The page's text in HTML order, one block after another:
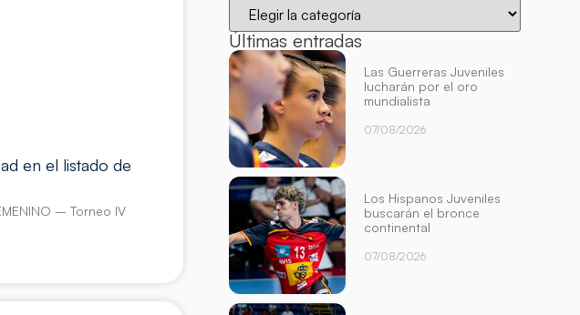
en el listado de
– Torneo IV
Últimas entradas
Las Guerreras Juveniles
lucharán por el oro
mundialista
07/08/2026
Los Hispanos Juveniles
buscarán el bronce
continental
07/08/2026